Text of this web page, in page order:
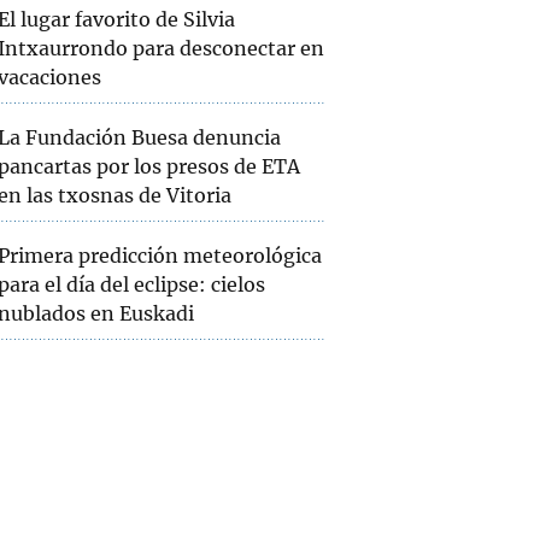
lugar favorito de Silvia
para desconectar en
Fundación Buesa denuncia
por los presos de ETA
las txosnas de Vitoria
predicción meteorológica
el día del eclipse: cielos
en Euskadi